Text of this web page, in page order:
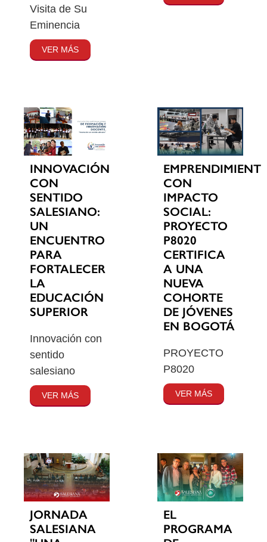
Visita de Su
Eminencia
VER MÁS
INNOVACIÓN
CON
SENTIDO
SALESIANO:
UN
ENCUENTRO
PARA
FORTALECER
LA
EDUCACIÓN
SUPERIOR
Innovación con
sentido
salesiano
VER MÁS
CON
IMPACTO
SOCIAL:
PROYECTO
P8020
CERTIFICA
A UNA
NUEVA
COHORTE
DE JÓVENES
EN BOGOTÁ
PROYECTO
P8020
VER MÁS
JORNADA
SALESIANA
EL
PROGRAMA